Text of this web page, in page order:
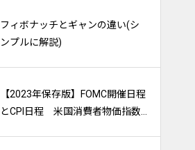
フィボナッチとギャンの違い(シ
ンプルに解説)
【2023年保存版】FOMC開催日程
とCPI日程 米国消費者物価指数